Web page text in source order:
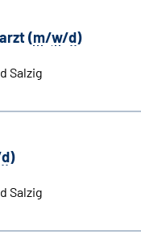
(m/w/d)
Salzig
)
Salzig